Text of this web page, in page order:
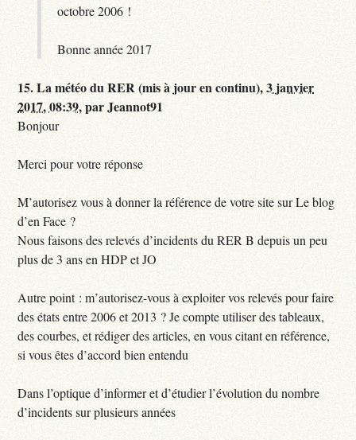
octobre 2006 !
Bonne année 2017
15.La météo du RER (mis à jour en continu),3 janvier
2017, 08:39,parJeannot91
Bonjour
Merci pour votre réponse
M’autorisez vous à donner la référence de votre site sur Le blog
d’en Face ?
Nous faisons des relevés d’incidents du RER B depuis un peu
plus de 3 ans en HDP et JO
Autre point : m’autorisez-vous à exploiter vos relevés pour faire
des états entre 2006 et 2013 ? Je compte utiliser des tableaux,
des courbes, et rédiger des articles, en vous citant en référence,
si vous êtes d’accord bien entendu
Dans l’optique d’informer et d’étudier l’évolution du nombre
d’incidents sur plusieurs années